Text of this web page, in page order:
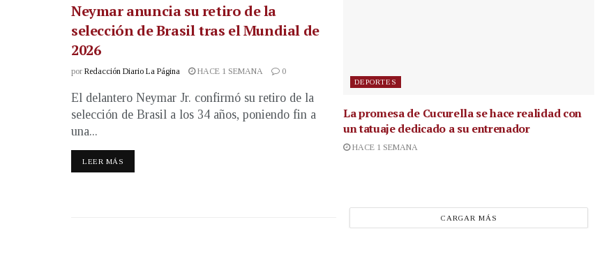
Neymar anuncia su retiro de la
selección de Brasil tras el Mundial de
2026
por Redacción Diario La Página HACE 1 SEMANA 0
El delantero Neymar Jr. confirmó su retiro de la
selección de Brasil a los 34 años, poniendo fin a
una...
LEER MÁS
DEPORTES
La promesa de Cucurella se hace realidad con
un tatuaje dedicado a su entrenador
HACE 1 SEMANA
CARGAR MÁS